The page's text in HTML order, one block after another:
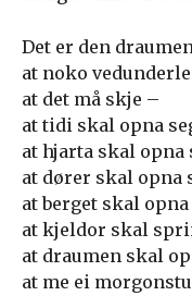
Det er den
at noko
at det må skje –
at tidi skal opna
at hjarta skal opna
at dører skal opna
at berget skal opna
at kjeldor skal
at draumen skal
at me ei